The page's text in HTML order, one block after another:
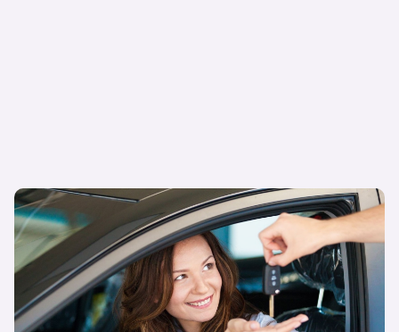
Cómo cambiar el nombre del titular de un
coche: guía completa 2026